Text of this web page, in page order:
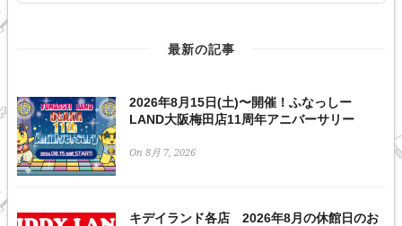
最新の記事
2026年8月15日(土)〜開催！ふなっしー
LAND大阪梅田店11周年アニバーサリー
On 8月 7, 2026
キデイランド各店 2026年8月の休館日のお